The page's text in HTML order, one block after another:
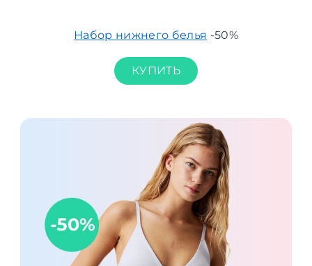
Набор нижнего белья -50%
КУПИТЬ